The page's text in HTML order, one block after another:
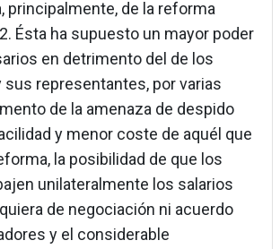
principalmente, de la reforma
Ésta ha supuesto un mayor poder
en detrimento del de los
sus representantes, por varias
de la amenaza de despido
y menor coste de aquél que
la posibilidad de que los
unilateralmente los salarios
de negociación ni acuerdo
y el considerable